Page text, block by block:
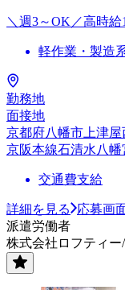
＼週3～OK／高時
軽作業・製造
勤務地
面接地
京都府八幡市上津屋
京阪本線石清水八幡
交通費支給
詳細を見る
応募画
派遣労働者
株式会社ロフティー